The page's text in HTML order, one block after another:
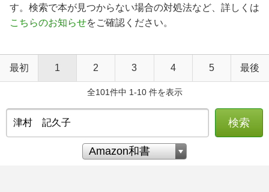
す。検索で本が見つからない場合の対処法など、詳しくは
こちらのお知らせをご確認ください。
最初 1 2 3 4 5 最後
全101件中 1-10 件を表示
検索